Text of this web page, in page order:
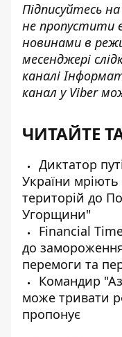
Підписуйтесь
не пропустити
новинами в
месенджері
каналі
канал у Viber
ЧИТАЙТЕ
Диктатор
України
територій до
Угорщини"
Financial
до
перемоги та
Командир
може тривати
пропонує